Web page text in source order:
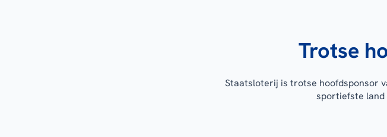
Trotse
Staatsloterij is trotse hoofdsponsor
sportiefste land